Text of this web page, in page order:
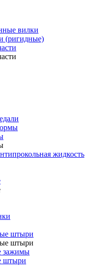
вилки
(ригидные)
жидкость
штыри
штыри
зажимы
штыри